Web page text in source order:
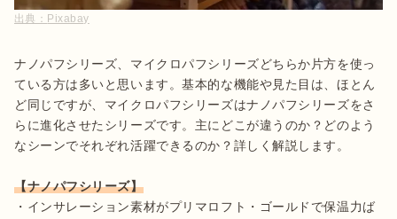
出典： Pixabay
ナノパフシリーズ、マイクロパフシリーズどちらか片方を使っ
ている方は多いと思います。基本的な機能や見た目は、ほとん
ど同じですが、マイクロパフシリーズはナノパフシリーズをさ
らに進化させたシリーズです。主にどこが違うのか？どのよう
なシーンでそれぞれ活躍できるのか？詳しく解説します。
【ナノパフシリーズ】
・インサレーション素材がプリマロフト・ゴールドで保温力ば